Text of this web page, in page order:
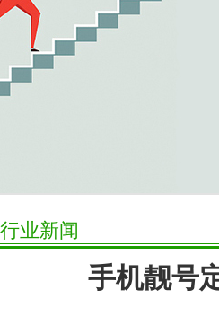
行业新闻
手机靓号